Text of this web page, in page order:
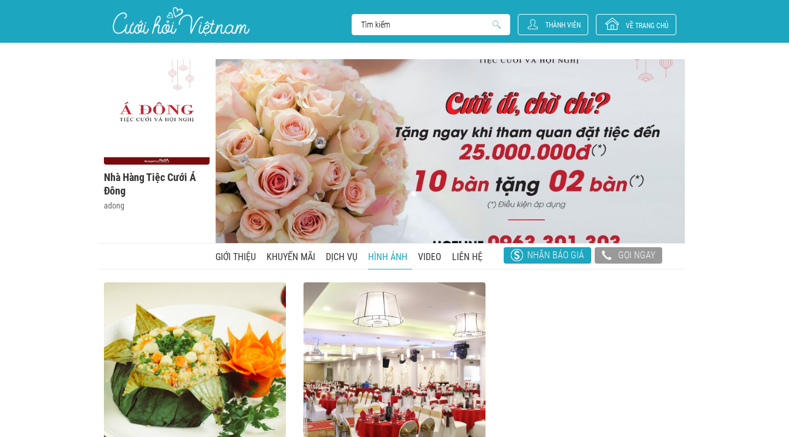
THÀNH VIÊN VỀ TRANG CHỦ
Nhà Hàng Tiệc Cưới Á
Đông
adong
GIỚI THIỆU KHUYẾN MÃI DỊCH VỤ HÌNH ẢNH VIDEO LIÊN HỆ NHẬN BÁO GIÁ GỌI NGAY